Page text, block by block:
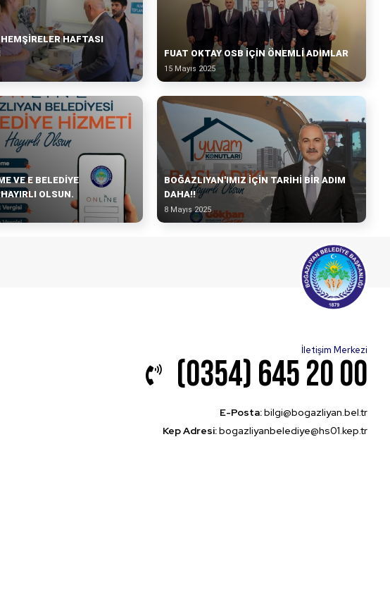
HAFTASI
FUAT OKTAY OSB İÇIN ÖNEMLI ADIMLAR
15 Mayıs 2025
VE E BELEDIYE
OLSUN.
BOĞAZLIYAN'IMIZ İÇİN TARİHİ BİR ADIM
DAHA!!
8 Mayıs 2025
İletişim Merkezi
(0354) 645 20 00
E-Posta:bilgi@bogazliyan.bel.tr
Kep Adresi:bogazliyanbelediye@hs01.kep.tr